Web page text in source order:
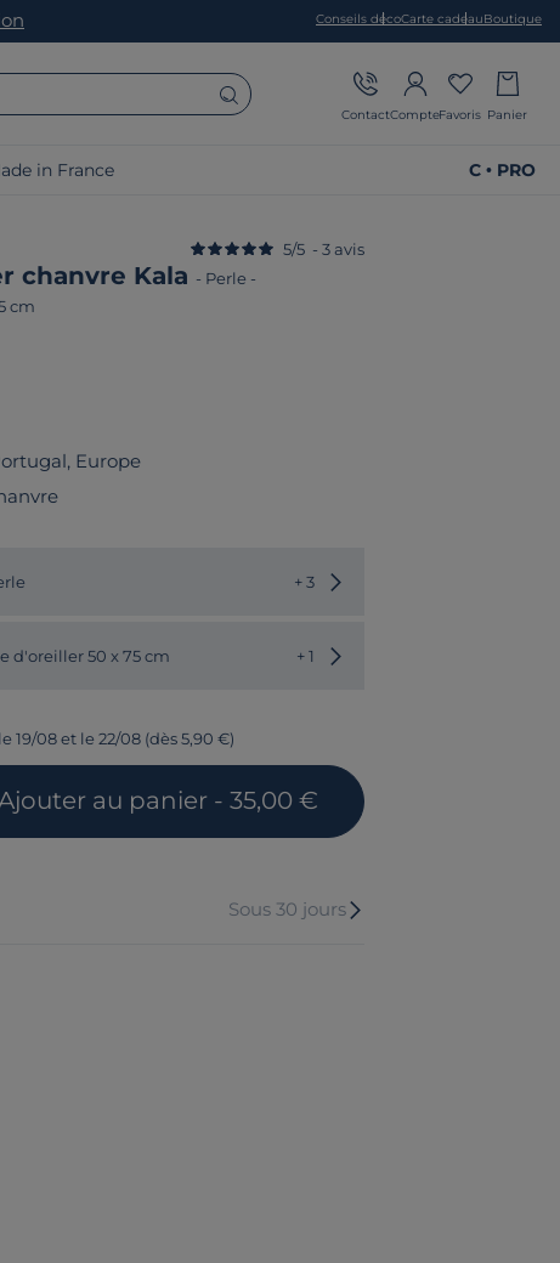
Conseils décoCarte cadeauBoutique
ContactCompteFavoris Panier
in France C • PRO
chanvre Kala - Perle -
cm
5/5 - 3 avis
Europe
+ 3 Choisir une autre couleur
d'oreiller 50 x 75 cm + 1 Choisir une autre valeur
19/08 et le 22/08 (dès 5,90 €)
au panier - 35,00 €
Sous 30 jours